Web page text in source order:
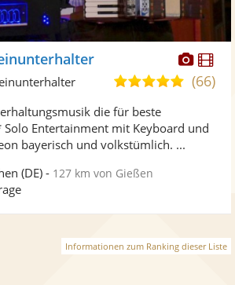
5,0
5
(66)
die für beste
Entertainment mit Keyboard und
bayerisch und volkstümlich. ...
(DE) - 127 km von Gießen
Informationen zum Ranking dieser Liste